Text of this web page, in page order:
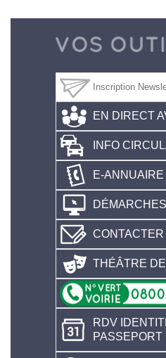
EN DIRECT
INFO
E-ANNUAIRE
CONTACTER
THÉÂTRE
RDV
PASSEPORT